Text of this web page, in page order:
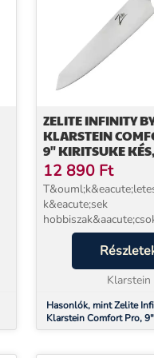
ZELITE INFINITY
KLARSTEIN
9" KIRITSUKE
ROZSDAMENTES
12 890 Ft
k&eacute;sek
konyhai
&eacute;s
az &eacute;les
Zelite Infinity byKlarstein
Hasonlók, mint Zelite
Klarstein Comfort Pro,
kés, 56 HRC,